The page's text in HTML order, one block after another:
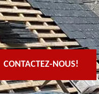
CONTACTEZ-NOUS!